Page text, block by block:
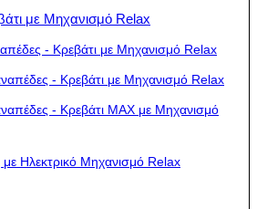
με Μηχανισμό Relax
- Κρεβάτι με Μηχανισμό Relax
- Κρεβάτι με Μηχανισμό Relax
- Κρεβάτι MAX με Μηχανισμό
Ηλεκτρικό Μηχανισμό Relax